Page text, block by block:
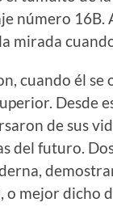
número 16B.
mirada
cuando él
Desde
de sus
del futuro.
mejor dicho